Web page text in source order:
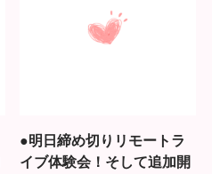
●明日締め切りリモートラ
イブ体験会！そして追加開